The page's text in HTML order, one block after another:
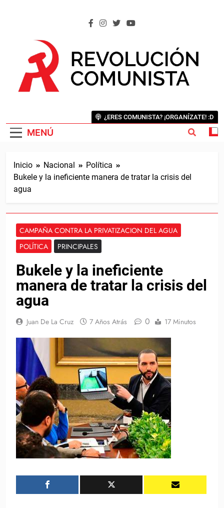
MENÚ
¿ERES COMUNISTA? ¡ORGANÍZATE! :D
Inicio Nacional
Política
Bukele y la ineficiente manera de tratar la crisis del
agua
CAMPAÑA CONTRA LA PRIVATIZACION DEL AGUA
POLÍTICA
PRINCIPALES
Bukele y la ineficiente
manera de tratar la crisis del
agua
Juan De La Cruz 7 Años Atrás 0 17 Minutos